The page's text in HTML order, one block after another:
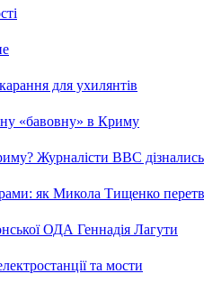
для ухилянтів
«бавовну» в Криму
Журналісти ВВС
як Микола Тищенко
ОДА Геннадія Лагути
та мости